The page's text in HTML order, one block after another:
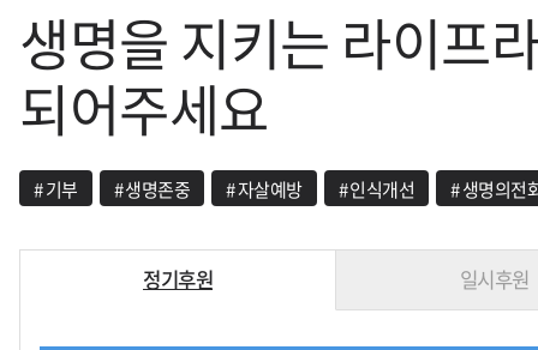
생명을 지키는 라이프
되어주세요
#기부 #생명존중 #자살예방 #인식개선 #생명의전
정기후원 일시후원